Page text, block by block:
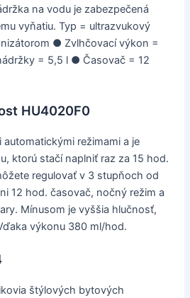
na vodu je zabezpečená
vyňatiu. Typ = ultrazvukový
● Zvlhčovací výkon =
= 5,5 l ● Časovač = 12
HU4020F0
automatickými režimami a je
ktorú stačí naplniť raz za 15 hod.
regulovať v 3 stupňoch od
12 hod. časovač, nočný režim a
Mínusom je vyššia hlučnosť,
výkonu 380 ml/hod.
štýlových bytových